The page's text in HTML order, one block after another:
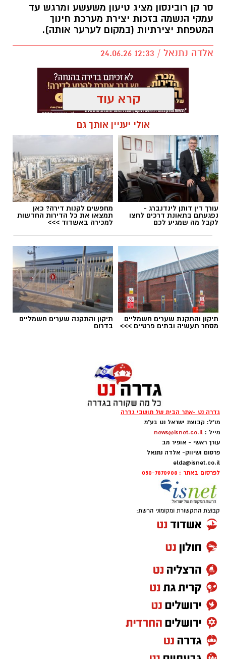
סר קן רובינסון מציג טיעון משעשע ומרגש עד
עמקי הנשמה בזכות יצירת מערכת חינוך
המטפחת יצירתיות (במקום לערער אותה).
אלדה נתנאל / 12:33 24.06.26
האם בתי ספר הורגים יצירתיות?
יש לכם מידע חשוב שטרם נחשף? צילומים מאירוע
חדשותי? מצאתם טעות בכתבה? נשמח שתשתפו
אותנו
קרא עוד
אולי יעניין אותך גם
עורך דין דותן לינדנברג -
נפגעתם בתאונת דרכים לחצו
לקבל מה שמגיע לכם
מחפשים לקנות דירה? כאן
תמצאו את כל הדירות החדשות
למכירה באשדוד >>>
תיקון והתקנת שערים חשמליים
מסחר תעשיה ובתים פרטיים >>>
תיקון והתקנה שערים חשמליים
בדרום
גדרה נט -אתר הבית של תושבי גדרה
מו"ל: קבוצת ישראל נט בע"מ
מייל : news@isnet.co.il
עורך ראשי - אופיר מב
פרסום ושיווק- אלדה נתנאל
elda@isnet.co.il
לפרסום באתר : 050-7870908
קבוצת התקשורת ומקומוני הרשת: